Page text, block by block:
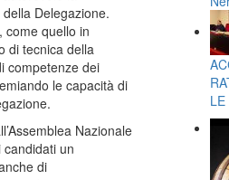
Delegazione.
come quello in
di tecnica della
competenze dei
le capacità di
Nazionale
un
di
LE